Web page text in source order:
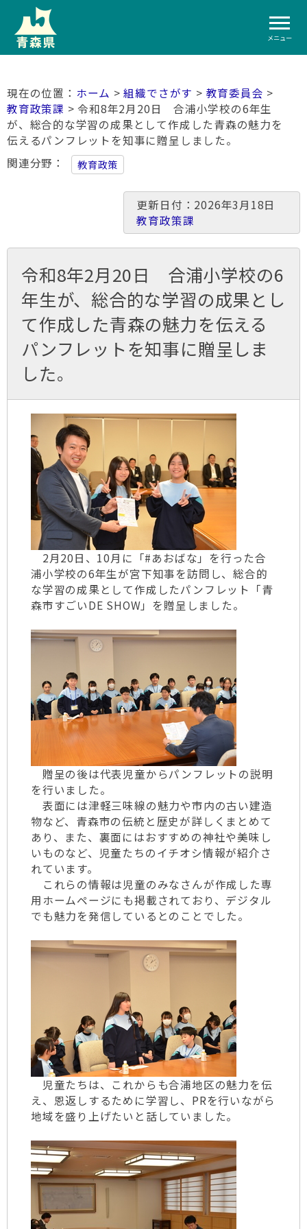
メニュー
ホーム >組織でさがす > 教育委員会 >
教育政策課 > 令和8年2月20日 合浦小学校の6年生
が、総合的な学習の成果として作成した青森の魅力を
伝えるパンフレットを知事に贈呈しました。
関連分野
教育政策
更新日付：2026年3月18日
教育政策課
令和8年2月20日 合浦小学校の6
年生が、総合的な学習の成果とし
て作成した青森の魅力を伝える
パンフレットを知事に贈呈しま
した。
2月20日、10月に「#あおばな」を行った合
浦小学校の6年生が宮下知事を訪問し、総合的
な学習の成果として作成したパンフレット「青
森市すごいDE SHOW」を贈呈しました。
贈呈の後は代表児童からパンフレットの説明
を行いました。
表面には津軽三味線の魅力や市内の古い建造
物など、青森市の伝統と歴史が詳しくまとめて
あり、また、裏面にはおすすめの神社や美味し
いものなど、児童たちのイチオシ情報が紹介さ
れています。
これらの情報は児童のみなさんが作成した専
用ホームページにも掲載されており、デジタル
でも魅力を発信しているとのことでした。
児童たちは、これからも合浦地区の魅力を伝
え、恩返しするために学習し、PRを行いながら
地域を盛り上げたいと話していました。